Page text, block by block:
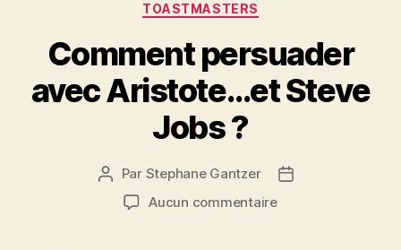
TOASTMASTERS
Comment persuader
avec Aristote…et Steve
Jobs ?
Auteur
l’article
Par Stephane Gantzer
Date
Aucun commentairesur